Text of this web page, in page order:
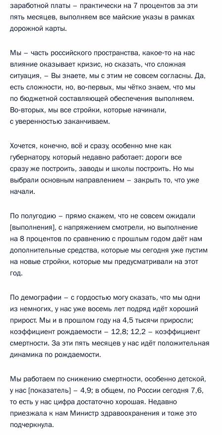
заработной платы – практически на 7 процентов за эти
пять месяцев, выполняем все майские указы в рамках
дорожной карты.
Мы – часть российского пространства, какое‑то на нас
влияние оказывает кризис, но сказать, что сложная
ситуация, – Вы знаете, мы с этим не совсем согласны. Да,
есть сложности, но, во‑первых, мы чётко знаем, что мы
по бюджетной составляющей обеспечения выполняем.
Во‑вторых, мы все стройки, которые начинали,
с уверенностью заканчиваем.
Хочется, конечно, всё и сразу, особенно мне как
губернатору, который недавно работает: дороги все
сразу же построить, заводы и школы построить. Но мы
выбрали основным направлением – закрыть то, что уже
начали.
По полугодию – прямо скажем, что не совсем ожидали
[выполнения], с напряжением смотрели, но выполнение
на 8 процентов по сравнению с прошлым годом даёт нам
дополнительные средства, которые мы сегодня уже пустим
на новые стройки, которые мы предусматривали на этот
год.
По демографии – с гордостью могу сказать, что мы одни
из немногих, у нас уже восемь лет подряд идёт хороший
прирост. Мы и в прошлом году на 4,5 тысячи приросли;
коэффициент рождаемости – 12,8; 12,2 – коэффициент
смертности. За эти пять месяцев у нас идёт положительная
динамика по рождаемости.
Мы работаем по снижению смертности, особенно детской,
у нас [показатель] – 4,9; в общем, по России сегодня 7,6,
то есть у нас цифра достаточно хорошая. Недавно
приезжала к нам Министр здравоохранения и тоже это
подчеркнула.